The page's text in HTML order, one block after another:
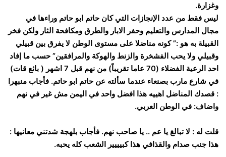
وغزارة.
ليس فقط من عدد الإنجازات التي كان حاتم ابو حاتم وراءها في
مجال المدارس والتعليم وحفر الابار والطرق ومكافحة الثار ولكن فخر
القبيلة به هو :” كونه مناضلا على مستوى الوطن لا يفرق بين قبيلي
وقبيلي ولا يحب الفشخرة والزنط والهوكة والمرافقين” حسب ما إفاد
احد الرعية الفضلاء (70 عاما تقريباً) من نهم قبل 7 اشهر ( بائع قات)
في شارع مارب بصنعاء عندما سألته عن حاتم ابو حاتم. فأجاب منبهرا
: قصدك المناضل اهييه هذا افضل واحد في اليمن مش غير في نهم
واضاف: في الوطن العربي.
قلت له : لا تبالغ يا عم .. يا صاحب نهم. فأجاب بلهجة شدتني معانيها :
هذا جنب صدام والقذافي هذا كبيييير الشعب كله يحبه.